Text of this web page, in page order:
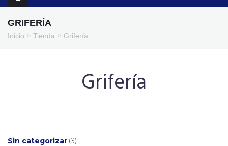
GRIFERÍA
Inicio > Tienda > Grifería
Grifería
Sin categorizar 3